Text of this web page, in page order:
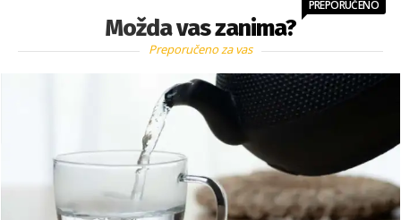
Možda vas zanima?
PREPORUČENO
Preporučeno za vas